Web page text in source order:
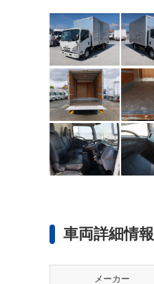
車両詳細情報
メーカー